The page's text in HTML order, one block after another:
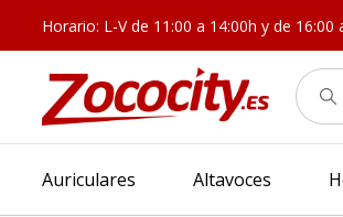
Horario: L-V de 11:00 a 14:00h y de 16:00
Auriculares Altavoces